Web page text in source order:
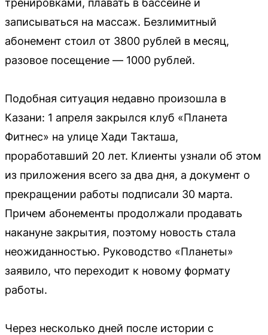
тренировками, плавать в бассейне и
записываться на массаж. Безлимитный
абонемент стоил от 3800 рублей в месяц,
разовое посещение — 1000 рублей.
Подобная ситуация недавно произошла в
Казани: 1 апреля закрылся клуб «Планета
Фитнес» на улице Хади Такташа,
проработавший 20 лет. Клиенты узнали об этом
из приложения всего за два дня, а документ о
прекращении работы подписали 30 марта.
Причем абонементы продолжали продавать
накануне закрытия, поэтому новость стала
неожиданностью. Руководство «Планеты»
заявило, что переходит к новому формату
работы.
Через несколько дней после истории с